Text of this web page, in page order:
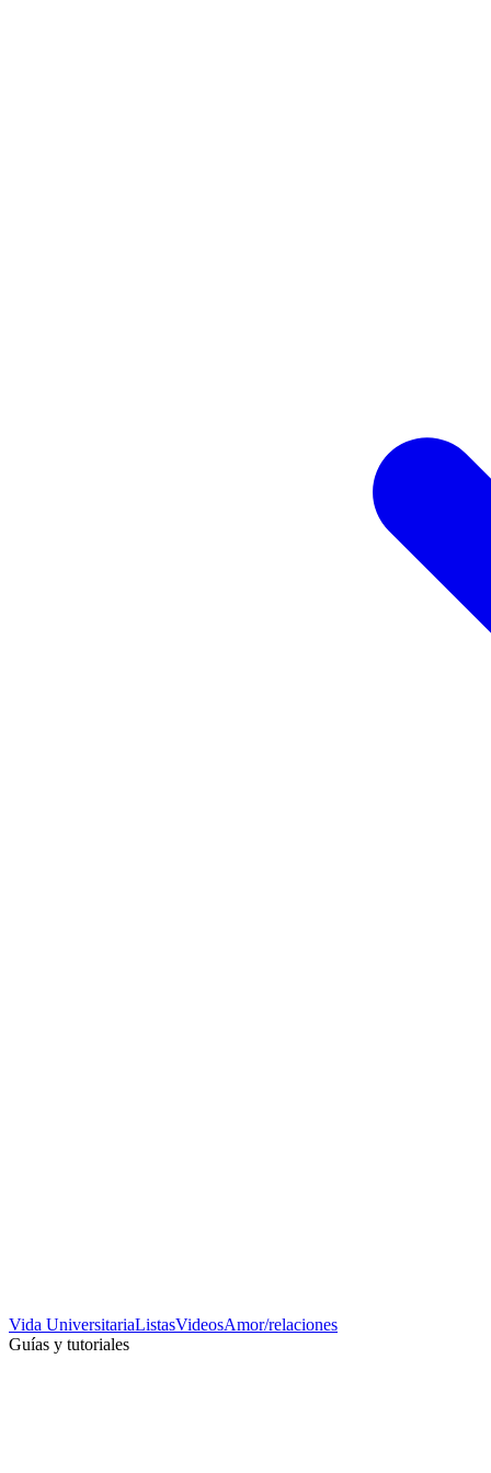
Vida UniversitariaListasVideosAmor/relaciones
Guías y tutoriales